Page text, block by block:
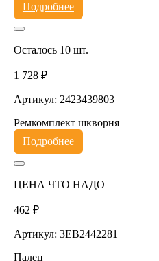
Подробнее
Осталось 10 шт.
1 728 ₽
Артикул: 2423439803
Ремкомплект шкворня
Подробнее
ЦЕНА ЧТО НАДО
462 ₽
Артикул: 3EB2442281
Палец